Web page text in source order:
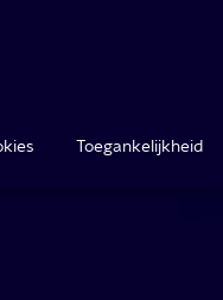
Toegankelijkheid